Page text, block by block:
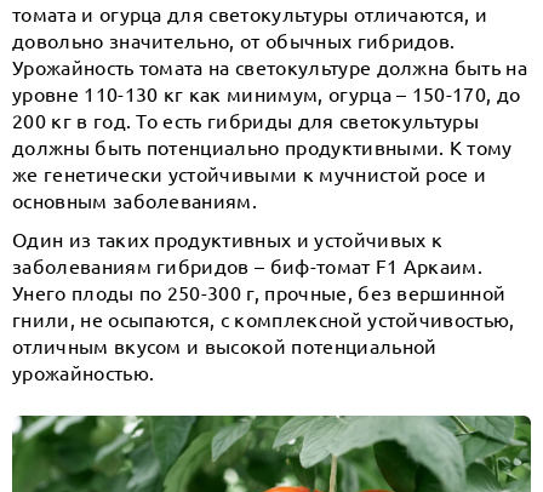
томата и огурца для светокультуры отличаются, и
довольно значительно, от обычных гибридов.
Урожайность томата на светокультуре должна быть на
уровне 110-130 кг как минимум, огурца – 150-170, до
200 кг в год. То есть гибриды для светокультуры
должны быть потенциально продуктивными. К тому
же генетически устойчивыми к мучнистой росе и
основным заболеваниям.
Один из таких продуктивных и устойчивых к
заболеваниям гибридов – биф-томат F1 Аркаим.
Унего плоды по 250-300 г, прочные, без вершинной
гнили, не осыпаются, с комплексной устойчивостью,
отличным вкусом и высокой потенциальной
урожайностью.